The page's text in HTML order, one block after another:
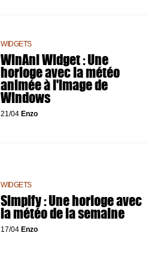
WIDGETS
WinAni Widget : Une
horloge avec la météo
animée à l'image de
Windows
21/04 Enzo
WIDGETS
Simplfy : Une horloge avec
la météo de la semaine
17/04 Enzo